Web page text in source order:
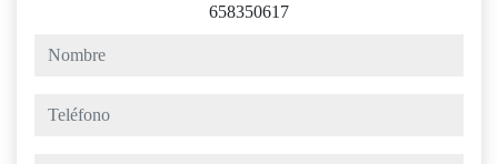
658350617
nombre
teléfono